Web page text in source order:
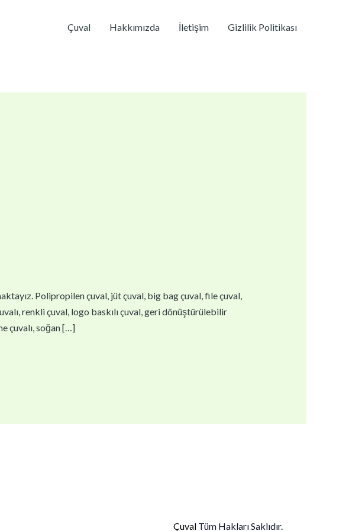
Çuval Hakkımızda İletişim Gizlilik Politikası
Polipropilen çuval, jüt çuval, big bag çuval, file çuval,
renkli çuval, logo baskılı çuval, geri dönüştürülebilir
çuvalı, soğan […]
ÇuvalTüm Hakları Saklıdır.